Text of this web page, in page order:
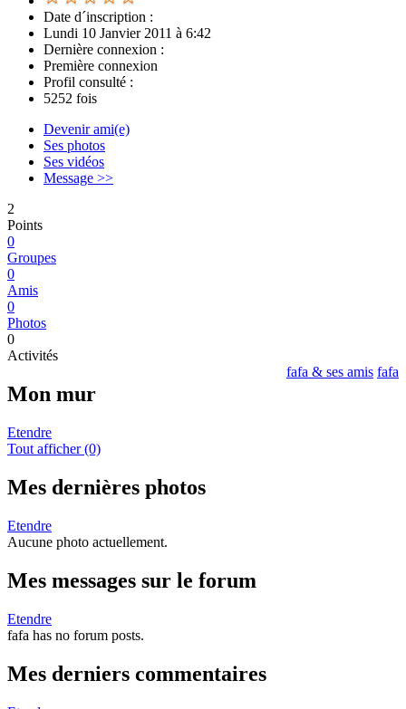
Date d´inscription :
Lundi 10 Janvier 2011 à 6:42
Dernière connexion :
Première connexion
Profil consulté :
5252 fois
Devenir ami(e)
Ses photos
Ses vidéos
Message >>
2
Points
0
Groupes
0
Amis
0
Photos
0
Activités
fafa & ses amis fafa
Mon mur
Etendre
Tout afficher (0)
Mes dernières photos
Etendre
Aucune photo actuellement.
Mes messages sur le forum
Etendre
fafa has no forum posts.
Mes derniers commentaires